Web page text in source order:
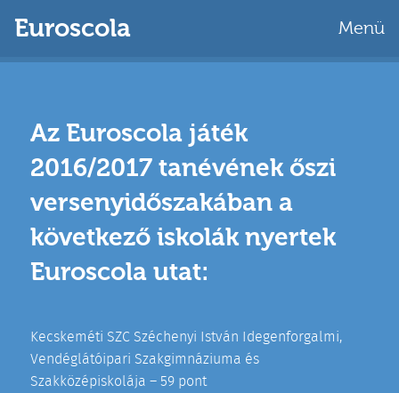
Euroscola Menü
Az Euroscola játék
2016/2017 tanévének őszi
versenyidőszakában a
következő iskolák nyertek
Euroscola utat:
Kecskeméti SZC Széchenyi István Idegenforgalmi,
Vendéglátóipari Szakgimnáziuma és
Szakközépiskolája – 59 pont